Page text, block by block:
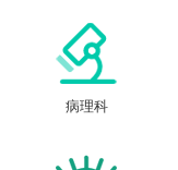
病理科